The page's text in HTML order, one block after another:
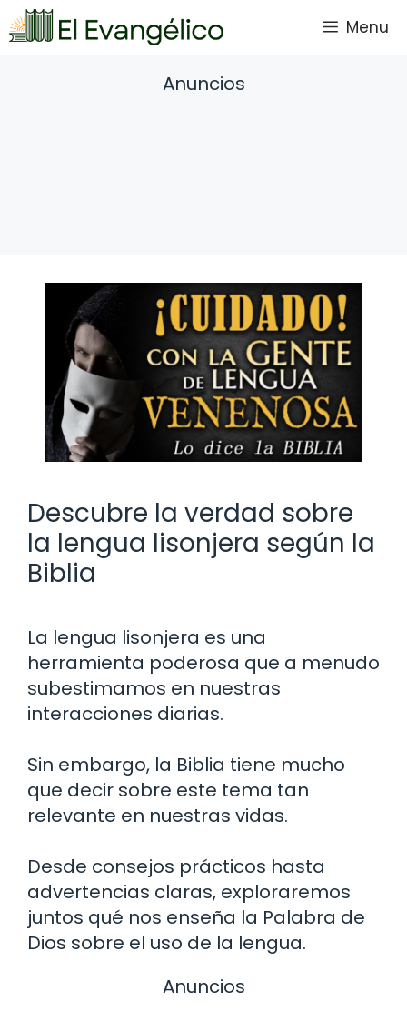
Saltar
al
Menu
Anuncios
Descubre la verdad sobre
la lengua lisonjera según la
Biblia
La lengua lisonjera es una
herramienta poderosa que a menudo
subestimamos en nuestras
interacciones diarias.
Sin embargo, la Biblia tiene mucho
que decir sobre este tema tan
relevante en nuestras vidas.
Desde consejos prácticos hasta
advertencias claras, exploraremos
juntos qué nos enseña la Palabra de
Dios sobre el uso de la lengua.
Anuncios